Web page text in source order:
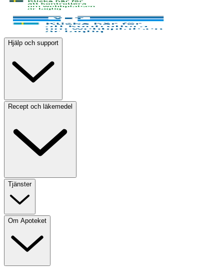
Hjälp och support
Recept och läkemedel
Tjänster
Om Apoteket